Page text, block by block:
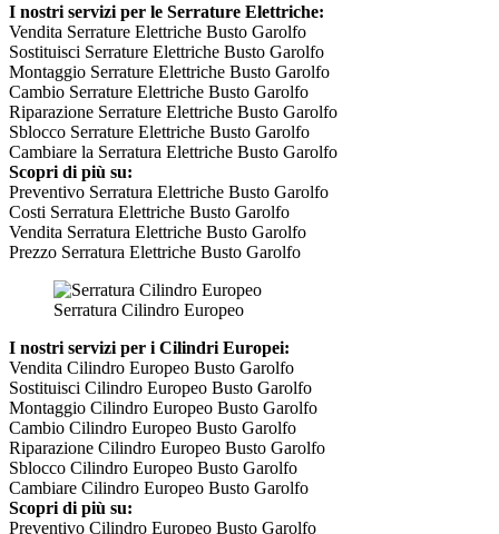
I nostri servizi per le Serrature Elettriche:
Vendita Serrature Elettriche Busto Garolfo
Sostituisci Serrature Elettriche Busto Garolfo
Montaggio Serrature Elettriche Busto Garolfo
Cambio Serrature Elettriche Busto Garolfo
Riparazione Serrature Elettriche Busto Garolfo
Sblocco Serrature Elettriche Busto Garolfo
Cambiare la Serratura Elettriche Busto Garolfo
Scopri di più su:
Preventivo Serratura Elettriche Busto Garolfo
Costi Serratura Elettriche Busto Garolfo
Vendita Serratura Elettriche Busto Garolfo
Prezzo Serratura Elettriche Busto Garolfo
Serratura Cilindro Europeo
I nostri servizi per i Cilindri Europei:
Vendita Cilindro Europeo Busto Garolfo
Sostituisci Cilindro Europeo Busto Garolfo
Montaggio Cilindro Europeo Busto Garolfo
Cambio Cilindro Europeo Busto Garolfo
Riparazione Cilindro Europeo Busto Garolfo
Sblocco Cilindro Europeo Busto Garolfo
Cambiare Cilindro Europeo Busto Garolfo
Scopri di più su:
Preventivo Cilindro Europeo Busto Garolfo